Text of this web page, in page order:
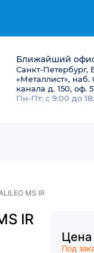
Ближайший
Санкт-Петербург,
«Металлист», наб.
канала д. 150, оф.
Пн-Пт: с 9:00 до
MS IR
IR
Цена
Под